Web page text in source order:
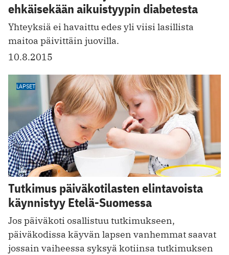
ehkäisekään aikuistyypin diabetesta
Yhteyksiä ei havaittu edes yli viisi lasillista
maitoa päivittäin juovilla.
10.8.2015
LAPSET
Tutkimus päiväkotilasten elintavoista
käynnistyy Etelä-Suomessa
Jos päiväkoti osallistuu tutkimukseen,
päiväkodissa käyvän lapsen vanhemmat saavat
jossain vaiheessa syksyä kotiinsa tutkimuksen